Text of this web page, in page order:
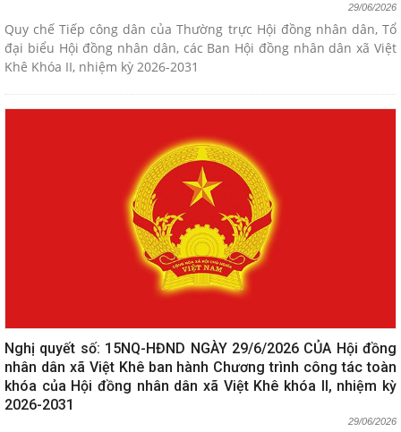
29/06/2026
Quy chế Tiếp công dân của Thường trực Hội đồng nhân dân, Tổ
đại biểu Hội đồng nhân dân, các Ban Hội đồng nhân dân xã Việt
Khê Khóa II, nhiệm kỳ 2026-2031
Nghị quyết số: 15NQ-HĐND NGÀY 29/6/2026 CỦA Hội đồng
nhân dân xã Việt Khê ban hành Chương trình công tác toàn
khóa của Hội đồng nhân dân xã Việt Khê khóa II, nhiệm kỳ
2026-2031
29/06/2026